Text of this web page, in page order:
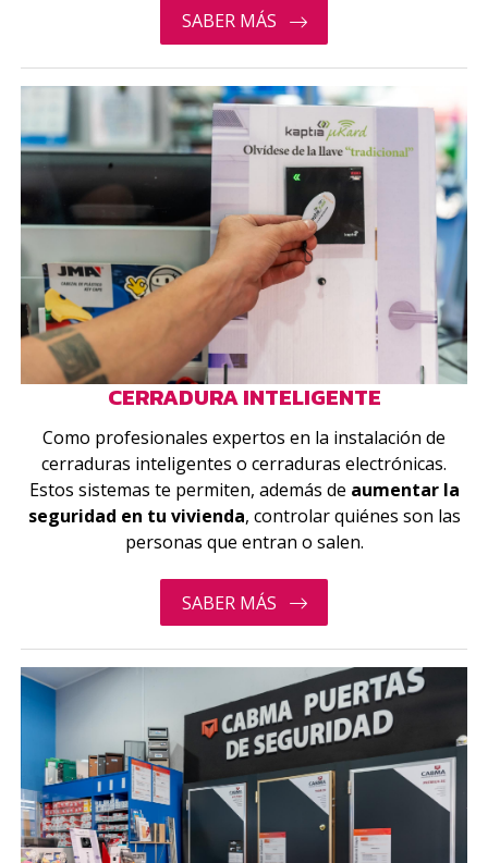
SABER MÁS
CERRADURA INTELIGENTE
Como profesionales expertos en la instalación de
cerraduras inteligentes o cerraduras electrónicas.
Estos sistemas te permiten, además de aumentar la
seguridad en tu vivienda, controlar quiénes son las
personas que entran o salen.
SABER MÁS